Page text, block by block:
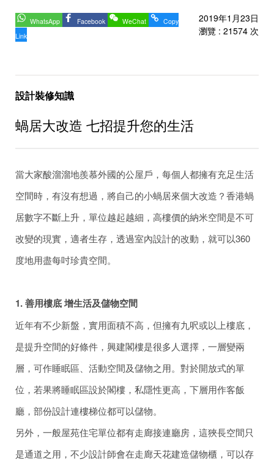
WhatsApp Facebook WeChat
Copy
Link
2019年1月23日
瀏覽 : 21574 次
設計裝修知識
蝸居大改造 七招提升您的生活
當大家酸溜溜地羨慕外國的公屋戶，每個人都擁有充足生活
空間時，有沒有想過，將自己的小蝸居來個大改造？香港蝸
居數字不斷上升，單位越起越細，高樓價的納米空間是不可
改變的現實，適者生存，透過室內設計的改動，就可以360
度地用盡每吋珍貴空間。
1. 善用樓底 增生活及儲物空間
近年有不少新盤，實用面積不高，但擁有九呎或以上樓底，
是提升空間的好條件，興建閣樓是很多人選擇，一層變兩
層，可作睡眠區、活動空間及儲物之用。對於開放式的單
位，若果將睡眠區設於閣樓，私隱性更高，下層用作客飯
廳，部份設計連樓梯位都可以儲物。
另外，一般屋苑住宅單位都有走廊接連廳房，這狹長空間只
是通道之用，不少設計師會在走廊天花建造儲物櫃，可以存